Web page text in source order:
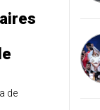
de